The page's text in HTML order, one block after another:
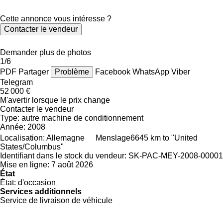
Cette annonce vous intéresse ?
Contacter le vendeur
Demander plus de photos
1/6
PDF Partager Problème Facebook WhatsApp Viber
Telegram
52 000 €
M'avertir lorsque le prix change
Contacter le vendeur
Type: autre machine de conditionnement
Année: 2008
Localisation: Allemagne Menslage6645 km to "United
States/Columbus"
Identifiant dans le stock du vendeur: SK-PAC-MEY-2008-00001
Mise en ligne: 7 août 2026
État
État: d'occasion
Services additionnels
Service de livraison de véhicule